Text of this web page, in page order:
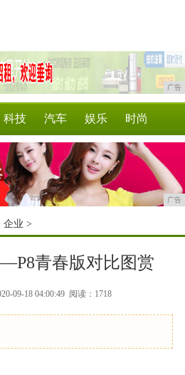
广告
科技 汽车 娱乐 时尚
游戏 商讯 微商
广告
企业 >
青春版对比图赏
09-18 04:00:49 阅读：1718